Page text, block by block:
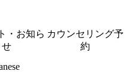
・お知ら
せ
カウンセリング予
約